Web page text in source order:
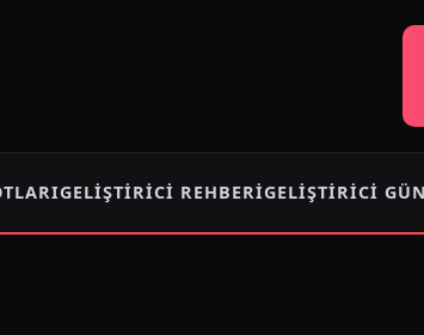
GELIŞTIRICI REHBERIGELIŞTIRICI